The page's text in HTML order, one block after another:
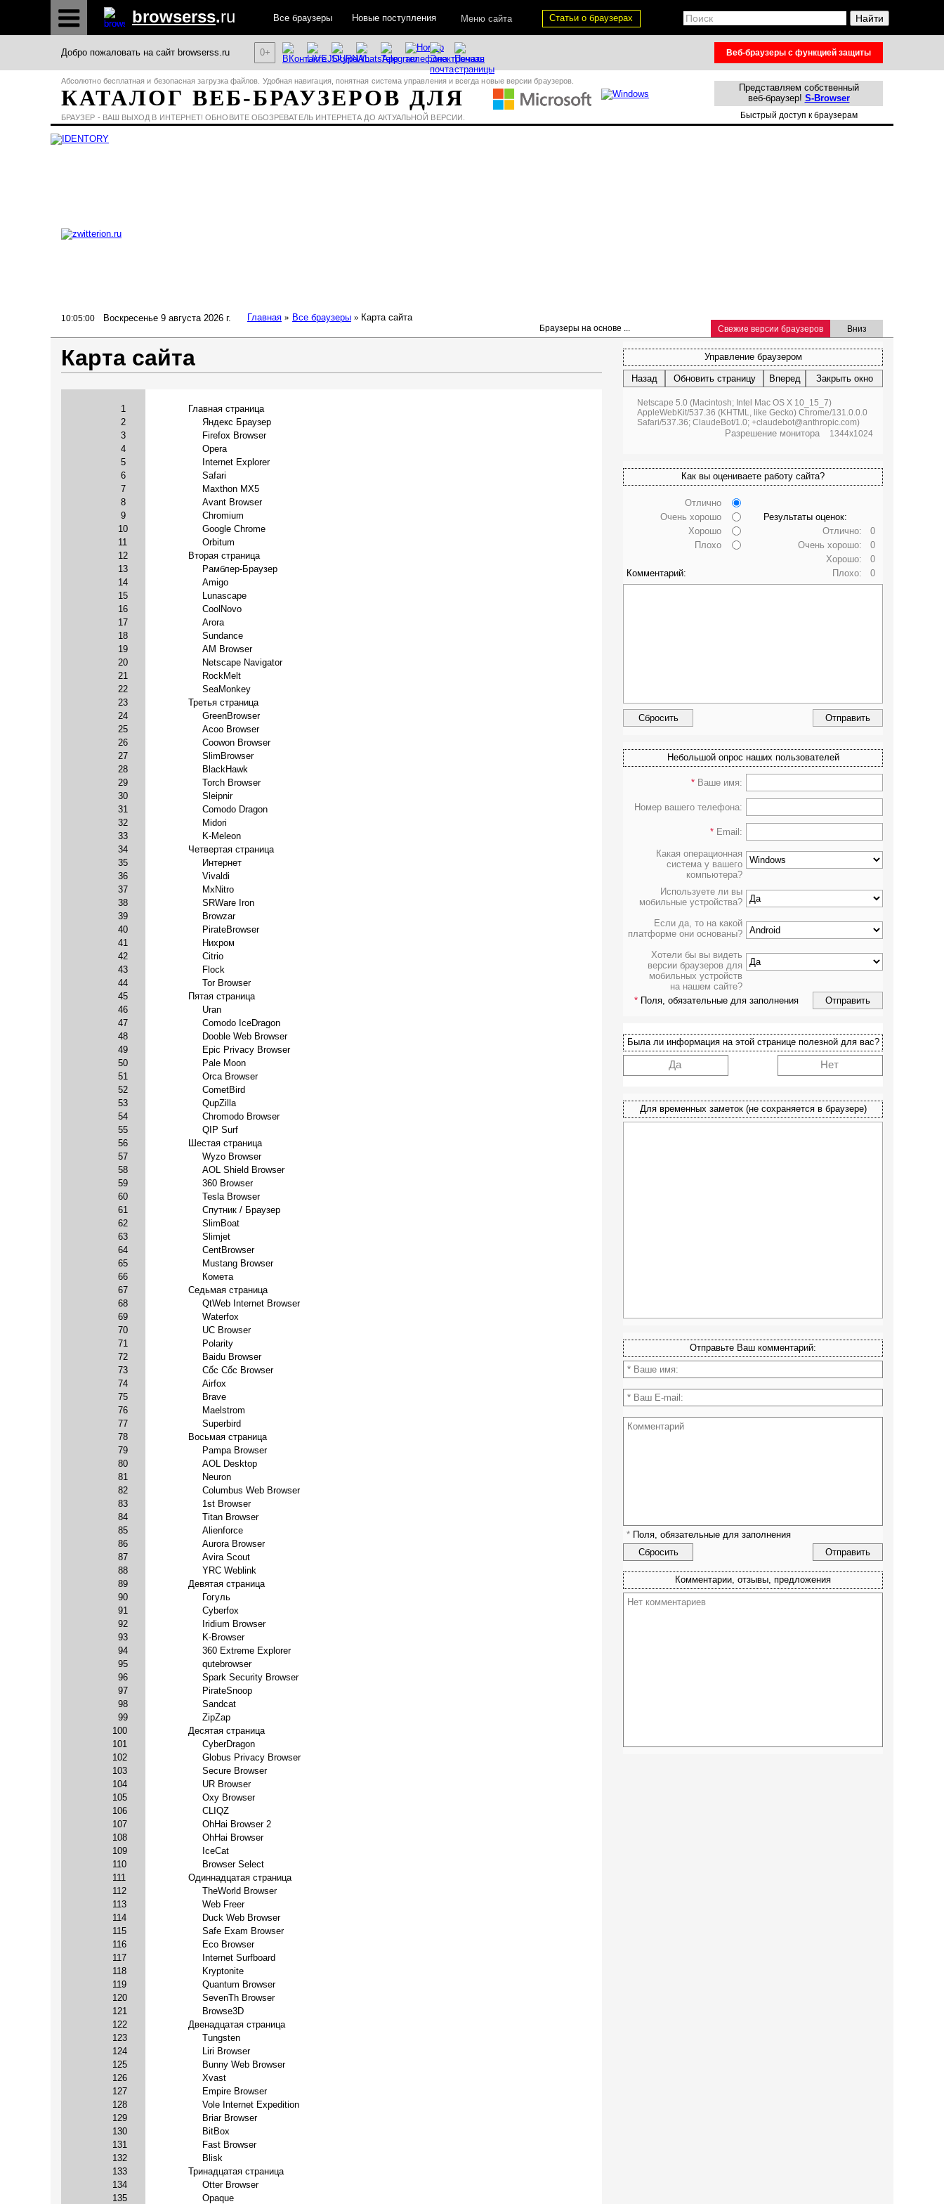
Firefox Browser
Opera
Яндекс Браузер
Главная страница
Internet Explorer
Safari
Maxthon MX5
Avant Browser
Chromium
Рамблер-Браузер
Amigo
Вторая страница
Orbitum
Lunascape
CoolNovo
Arora
Sundance
AM Browser
Netscape Navigator
RockMelt
Третья страница
SeaMonkey
GreenBrowser
Acoo Browser
Coowon Browser
SlimBrowser
BlackHawk
Torch Browser
Sleipnir
Comodo Dragon
Midori
K-Meleon
Четвертая страница
Интернет
Vivaldi
MxNitro
SRWare Iron
Browzar
PirateBrowser
Нихром
Citrio
Tor Browser
Flock
Пятая страница
Uran
Comodo IceDragon
Dooble Web Browser
Epic Privacy Browser
Pale Moon
Orca Browser
CometBird
QupZilla
Chromodo Browser
QIP Surf
Двенадцатая страница
Tungsten
Liri Browser
Bunny Web Browser
Xvast
Empire Browser
Vole Internet Expedition
Briar Browser
BitBox
Fast Browser
Blisk
Тринадцатая страница
Otter Browser
Opaque
Google Chrome
Небольшой опрос наших пользователей
* Ваше имя:
Номер вашего телефона:
* Email:
Какая операционная
система у вашего
компьютера?
Используете ли вы
мобильные устройства?
Если да, то на какой
платформе они основаны?
Хотели бы вы видеть
версии браузеров для
мобильных устройств
на нашем сайте?
* Поля, обязательные для заполнения
Нет
Да
Была ли информация на этой странице полезной для вас?
Для временных заметок (не сохраняется в браузере)
Как вы оцениваете работу сайта?
Комментарий:
Плохо
Хорошо
Очень хорошо
Отлично
0
0
0
0
Результаты оценок:
Отлично:
Очень хорошо:
Хорошо:
Плохо:
Отправьте Ваш комментарий:
Комментарии, отзывы, предложения
* Поля, обязательные для заполнения
135
134
133
132
131
130
129
128
127
126
125
124
123
122
121
120
119
118
117
116
115
114
113
112
111
110
109
108
107
106
105
104
103
102
101
100
99
98
97
96
95
94
93
92
91
90
89
88
87
86
85
84
83
82
81
80
79
78
77
76
75
74
73
72
71
70
69
68
67
66
65
64
63
62
61
60
59
58
57
56
55
54
53
52
51
50
49
48
47
46
45
44
43
42
41
40
39
38
37
36
Карта сайта
35
34
33
32
31
30
29
28
27
26
25
24
23
22
21
20
19
18
17
16
15
14
13
12
11
10
9
8
7
6
5
4
3
2
1
1344x1024
Netscape 5.0 (Macintosh; Intel Mac OS X 10_15_7)
AppleWebKit/537.36 (KHTML, like Gecko) Chrome/131.0.0.0
Safari/537.36; ClaudeBot/1.0; +claudebot@anthropic.com)
Разрешение монитора
Назад Вперед
Обновить страницу Закрыть окно
Управление браузером
Шестая страница
Wyzo Browser
AOL Shield Browser
360 Browser
Tesla Browser
Спутник / Браузер
SlimBoat
Slimjet
CentBrowser
Mustang Browser
Комета
Седьмая страница
QtWeb Internet Browser
Waterfox
UC Browser
Polarity
Baidu Browser
Cốc Cốc Browser
Airfox
Brave
Maelstrom
Superbird
Pampa Browser
Восьмая страница
AOL Desktop
Neuron
Columbus Web Browser
1st Browser
Titan Browser
Alienforce
Aurora Browser
Avira Scout
YRC Weblink
Девятая страница
Гогуль
Cyberfox
Iridium Browser
K-Browser
360 Extreme Explorer
qutebrowser
Spark Security Browser
PirateSnoop
Sandcat
ZipZap
CyberDragon
Десятая страница
Globus Privacy Browser
Secure Browser
UR Browser
Oxy Browser
CLIQZ
OhHai Browser 2
OhHai Browser
IceCat
Browser Select
Одиннадцатая страница
TheWorld Browser
Web Freer
Duck Web Browser
Safe Exam Browser
Eco Browser
Internet Surfboard
Kryptonite
Quantum Browser
SevenTh Browser
Browse3D
Вниз
Свежие версии браузеров
10:05:01 Воскресенье 9 августа 2026 г. Главная » Все браузеры » Карта сайта
Браузеры на основе ...
КАТАЛОГ ВЕБ-БРАУЗЕРОВ ДЛЯ
Абсолютно бесплатная и безопасная загрузка файлов. Удобная навигация, понятная система управления и всегда новые версии браузеров.
БРАУЗЕР - ВАШ ВЫХОД В ИНТЕРНЕТ! ОБНОВИТЕ ОБОЗРЕВАТЕЛЬ ИНТЕРНЕТА ДО АКТУАЛЬНОЙ ВЕРСИИ.
Представляем собственный
веб-браузер! S-Browser
Быстрый доступ к браузерам
0+ Веб-браузеры с функцией защиты
Добро пожаловать на сайт browserss.ru
Статьи о браузерах
browserss.ru Все браузеры Новые поступления Меню сайта